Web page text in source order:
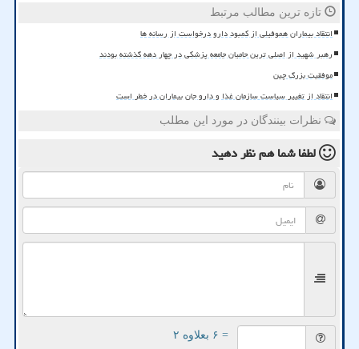
تازه ترین مطالب مرتبط
انتقاد بیماران هموفیلی از کمبود دارو درخواست از رسانه ها
رهبر شهید از اصلی ترین حامیان جامعه پزشکی در چهار دهه گذشته بودند
موفقیت بزرگ چین
انتقاد از تغییر سیاست سازمان غذا و دارو جان بیماران در خطر است
نظرات بینندگان در مورد این مطلب
لطفا شما همنظر دهید
= ۶ بعلاوه ۲